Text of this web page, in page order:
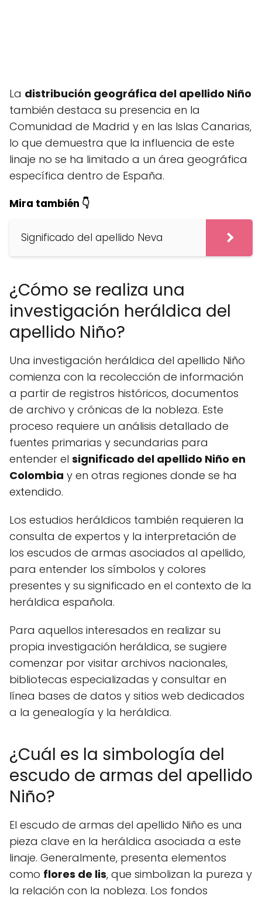
La distribución geográfica del apellido Niño
también destaca su presencia en la
Comunidad de Madrid y en las Islas Canarias,
lo que demuestra que la influencia de este
linaje no se ha limitado a un área geográfica
específica dentro de España.
Mira también 👇
Significado del apellido Neva
¿Cómo se realiza una
investigación heráldica del
apellido Niño?
Una investigación heráldica del apellido Niño
comienza con la recolección de información
a partir de registros históricos, documentos
de archivo y crónicas de la nobleza. Este
proceso requiere un análisis detallado de
fuentes primarias y secundarias para
entender el significado del apellido Niño en
Colombia y en otras regiones donde se ha
extendido.
Los estudios heráldicos también requieren la
consulta de expertos y la interpretación de
los escudos de armas asociados al apellido,
para entender los símbolos y colores
presentes y su significado en el contexto de la
heráldica española.
Para aquellos interesados en realizar su
propia investigación heráldica, se sugiere
comenzar por visitar archivos nacionales,
bibliotecas especializadas y consultar en
línea bases de datos y sitios web dedicados
a la genealogía y la heráldica.
¿Cuál es la simbología del
escudo de armas del apellido
Niño?
El escudo de armas del apellido Niño es una
pieza clave en la heráldica asociada a este
linaje. Generalmente, presenta elementos
como flores de lis, que simbolizan la pureza y
la relación con la nobleza. Los fondos